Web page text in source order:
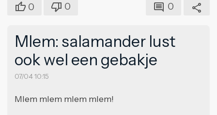
0 0 0
Mlem: salamander lust
ook wel een gebakje
07/04 10:15
Mlem mlem mlem mlem!